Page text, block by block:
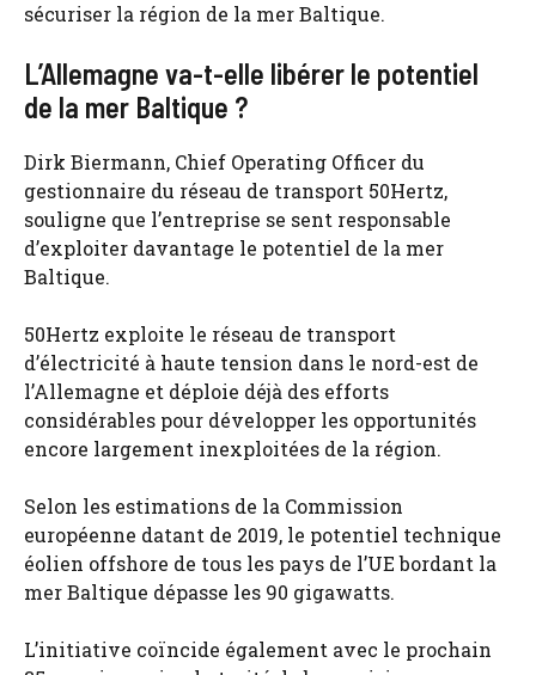
sécuriser la région de la mer Baltique.
L’Allemagne va-t-elle libérer le potentiel
de la mer Baltique ?
Dirk Biermann, Chief Operating Officer du
gestionnaire du réseau de transport 50Hertz,
souligne que l’entreprise se sent responsable
d’exploiter davantage le potentiel de la mer
Baltique.
50Hertz exploite le réseau de transport
d’électricité à haute tension dans le nord-est de
l’Allemagne et déploie déjà des efforts
considérables pour développer les opportunités
encore largement inexploitées de la région.
Selon les estimations de la Commission
européenne datant de 2019, le potentiel technique
éolien offshore de tous les pays de l’UE bordant la
mer Baltique dépasse les 90 gigawatts.
L’initiative coïncide également avec le prochain